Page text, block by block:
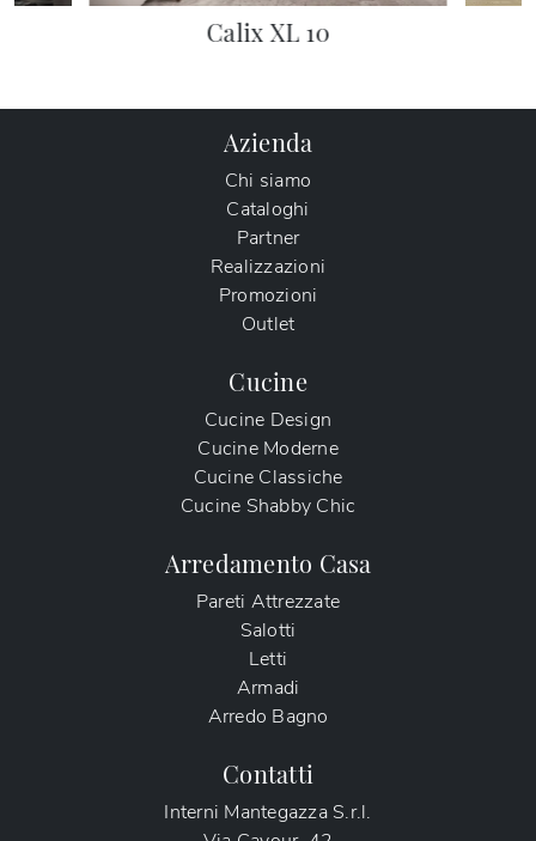
Calix XL 10
Azienda
Chi siamo
Cataloghi
Partner
Realizzazioni
Promozioni
Outlet
Cucine
Cucine Design
Cucine Moderne
Cucine Classiche
Cucine Shabby Chic
Arredamento Casa
Pareti Attrezzate
Salotti
Letti
Armadi
Arredo Bagno
Contatti
Interni Mantegazza S.r.l.